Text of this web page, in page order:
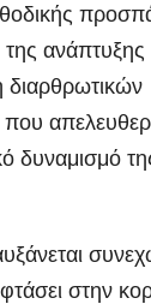
ανάπτυξης
που
δυναμισμό
στην